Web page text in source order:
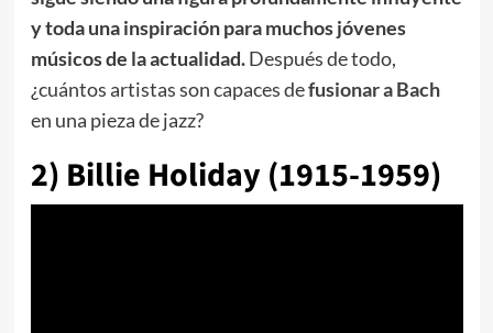
y toda una inspiración para muchos jóvenes
músicos de la actualidad.Después de todo,
¿cuántos artistas son capaces defusionar a Bach
en una pieza de jazz?
2) Billie Holiday (1915-1959)